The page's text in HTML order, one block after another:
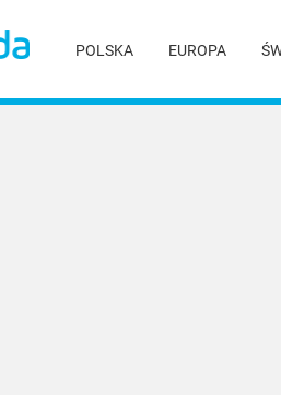
POLSKA EUROPA